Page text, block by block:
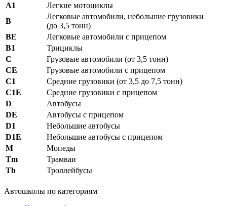
А1
Легкие мотоциклы
В
Легковые автомобили, небольшие грузовики
(до 3,5 тонн)
ВE
Легковые автомобили с прицепом
В1
Трициклы
С
Грузовые автомобили (от 3,5 тонн)
СE
Грузовые автомобили с прицепом
С1
Средние грузовики (от 3,5 до 7,5 тонн)
С1E
Средние грузовики с прицепом
D
Автобусы
DE
Автобусы с прицепом
D1
Небольшие автобусы
D1E
Небольшие автобусы с прицепом
М
Мопеды
Tm
Трамваи
Tb
Троллейбусы
Автошколы по категориям